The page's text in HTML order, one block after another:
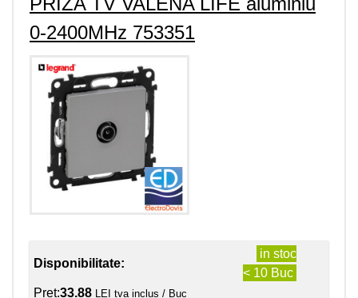
0-2400MHz 753351
Disponibilitate:
in stoc
< 10 Buc
Pret:33.88 LEI tva inclus / Buc